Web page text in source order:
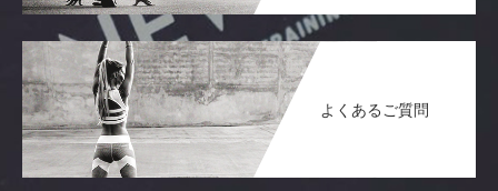
よくあるご質問